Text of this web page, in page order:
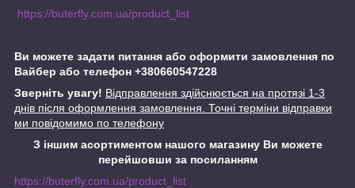
https://buterfly.com.ua/product_list
Ви можете задати питання або оформити замовлення по
Вайбер або телефон +380660547228
Зверніть увагу! Відправлення здійснюється на протязі 1-3
днів після оформлення замовлення. Точні терміни відправки
ми повідомимо по телефону
З іншим асортиментом нашого магазину Ви можете
перейшовши за посиланням
https://buterfly.com.ua/product_list